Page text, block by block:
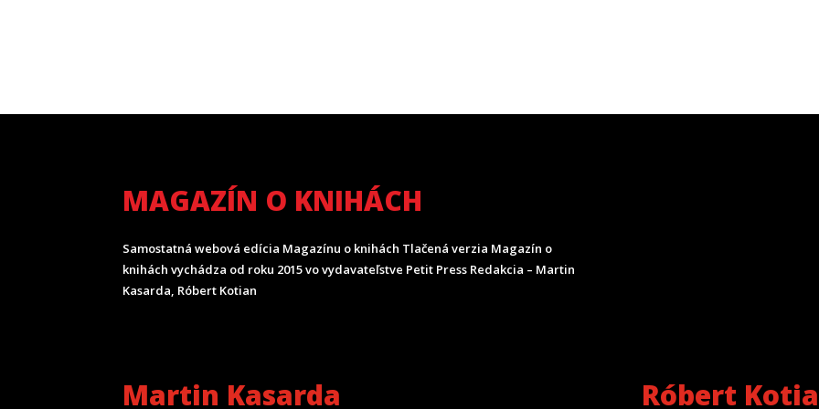
MAGAZÍN O KNIHÁCH
Samostatná webová edícia Magazínu o knihách Tlačená verzia Magazín o
knihách vychádza od roku 2015 vo vydavateľstve Petit Press Redakcia – Martin
Kasarda, Róbert Kotian
Martin Kasarda Róbert